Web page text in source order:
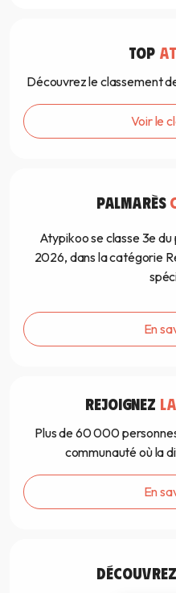
TOP
Découvrez le classement
Voir le
PALMARÈS
Atypikoo se classe 3e
2026, dans la catégorie
En
REJOIGNEZ
Plus de 60 000
communauté où la
En
DÉCOUVREZ